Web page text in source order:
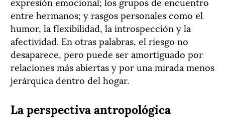
entre hermanos; y rasgos personales como el
humor, la flexibilidad, la introspección y la
afectividad. En otras palabras, el riesgo no
desaparece, pero puede ser amortiguado por
relaciones más abiertas y por una mirada menos
jerárquica dentro del hogar.
La perspectiva antropológica